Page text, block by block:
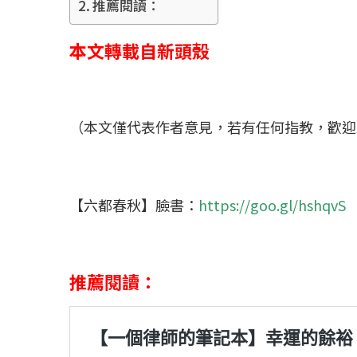
推薦閱讀：
本文轉載自新頭殼
（本文僅代表作者意見，若有任何指教，歡迎
【六都春秋】臉書： https://goo.gl/hshqvS
推薦閱讀：